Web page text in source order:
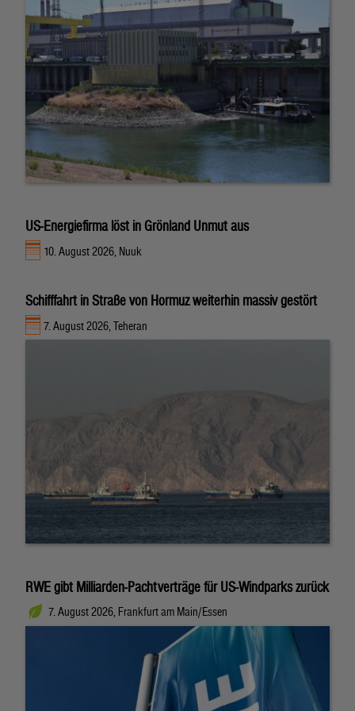
US-Energiefirma löst in Grönland Unmut aus
10. August 2026, Nuuk
Schifffahrt in Straße von Hormuz weiterhin massiv gestört
7. August 2026, Teheran
RWE gibt Milliarden-Pachtverträge für US-Windparks zurück
7. August 2026, Frankfurt am Main/Essen